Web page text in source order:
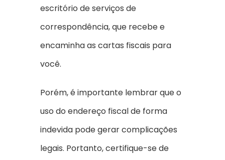
escritório de serviços de
correspondência, que recebe e
encaminha as cartas fiscais para
você.
Porém, é importante lembrar que o
uso do endereço fiscal de forma
indevida pode gerar complicações
legais. Portanto, certifique-se de